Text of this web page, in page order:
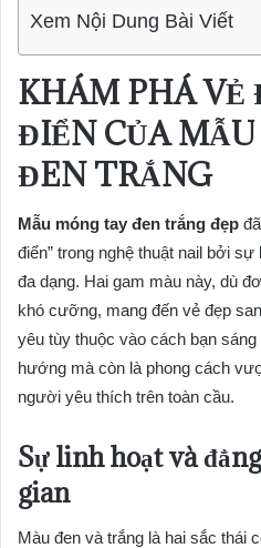
Xem Nội Dung Bài Viết
KHÁM PHÁ VẺ
ĐIỂN CỦA
ĐEN TRẮNG
Mẫu móng tay đen trắng đẹp
điển” trong nghệ thuật nail bởi
đa dạng. Hai gam màu này, dù
khó cưỡng, mang đến vẻ đẹp
yêu tùy thuộc vào cách bạn
hướng mà còn là phong cách
người yêu thích trên toàn cầu.
Sự linh hoạt và
gian
Màu đen và trắng là hai sắc thái